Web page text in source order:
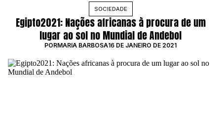
MÚSICA
SOCIEDADE
GRL PWR
Sobre
SOBRE NÓS
PUBLICIDADE
MARCAS
SOCIEDADE
Egipto2021: Nações africanas à procura de um
lugar ao sol no Mundial de Andebol
PORMARIA BARBOSA16 DE JANEIRO DE 2021